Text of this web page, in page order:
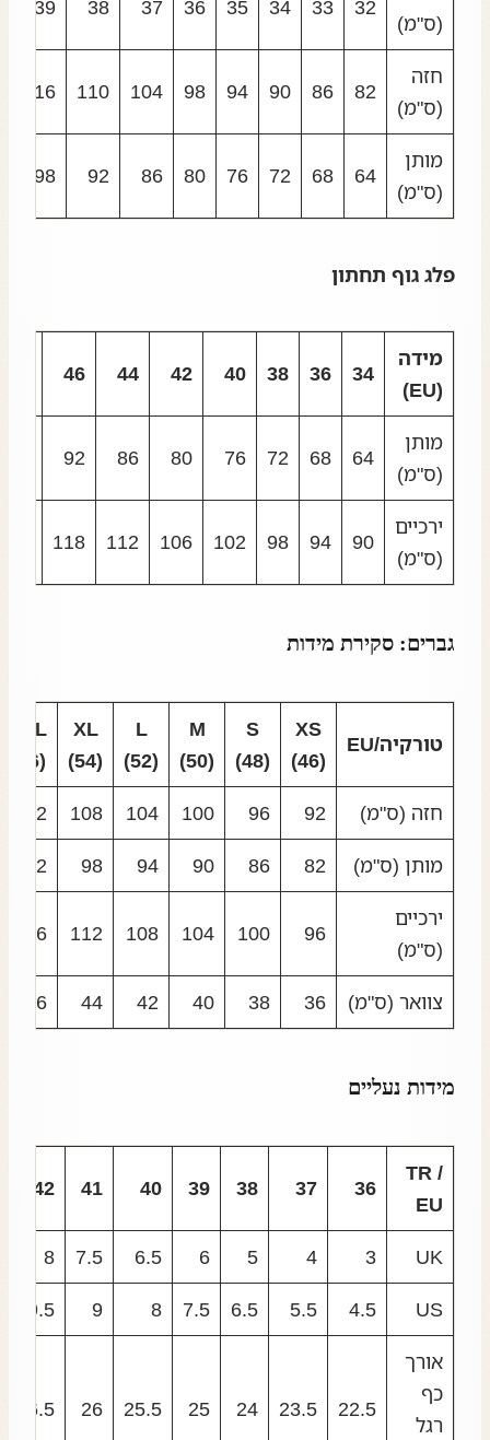
(ס"מ)
32
33
34
35
36
37
38
39
חזה
(ס"מ)
82
86
90
94
98
104
110
116
מותן
(ס"מ)
64
68
72
76
80
86
92
98
פלג גוף תחתון
מידה
(EU)
34
36
38
40
42
44
46
מותן
(ס"מ)
64
68
72
76
80
86
92
ירכיים
(ס"מ)
90
94
98
102
106
112
118
גברים: סקירת מידות
טורקיה/EU
XS
(46)
S
(48)
M
(50)
L
(52)
XL
(54)
XXL
(56)
חזה (ס"מ)
92
96
100
104
108
112
מותן (ס"מ)
82
86
90
94
98
102
ירכיים
(ס"מ)
96
100
104
108
112
116
צוואר (ס"מ) 36
38
40
42
44
46
מידות נעליים
TR /
EU
36
37
38
39
40
41
42
UK
3
4
5
6
6.5
7.5
8
US
4.5
5.5
6.5
7.5
8
9
9.5
אורך
כף
רגל
22.5
23.5
24
25
25.5
26
26.5